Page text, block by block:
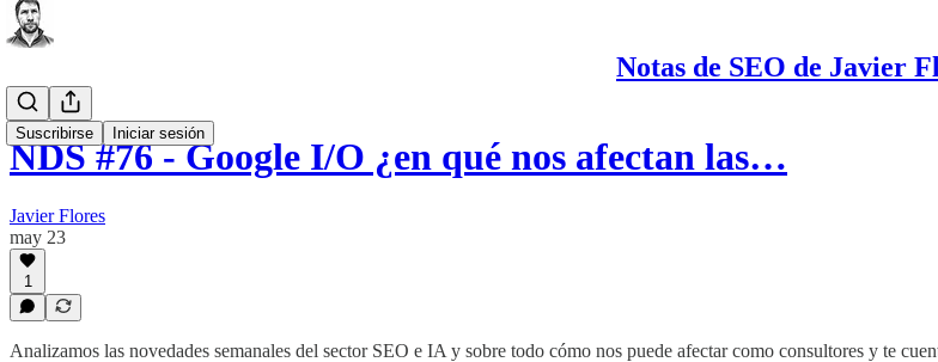
Notas de SEO de Javier
Suscribirse Iniciar sesión
NDS #76 - Google I/O ¿en qué nos afectan las…
Javier Flores
may 23
1
Analizamos las novedades semanales del sector SEO e IA y sobre todo cómo nos puede afectar como consultores y te